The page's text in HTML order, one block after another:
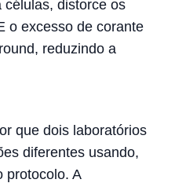
células, distorce os
o excesso de corante
reduzindo a
que dois laboratórios
diferentes usando,
protocolo. A